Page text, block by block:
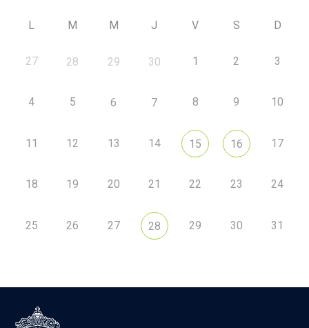
L M M J V S D
27 28 29 30 1 2 3
4 5 6 7 8 9 10
11 12 13 14 15 16 17
18 19 20 21 22 23 24
25 26 27 28 29 30 31